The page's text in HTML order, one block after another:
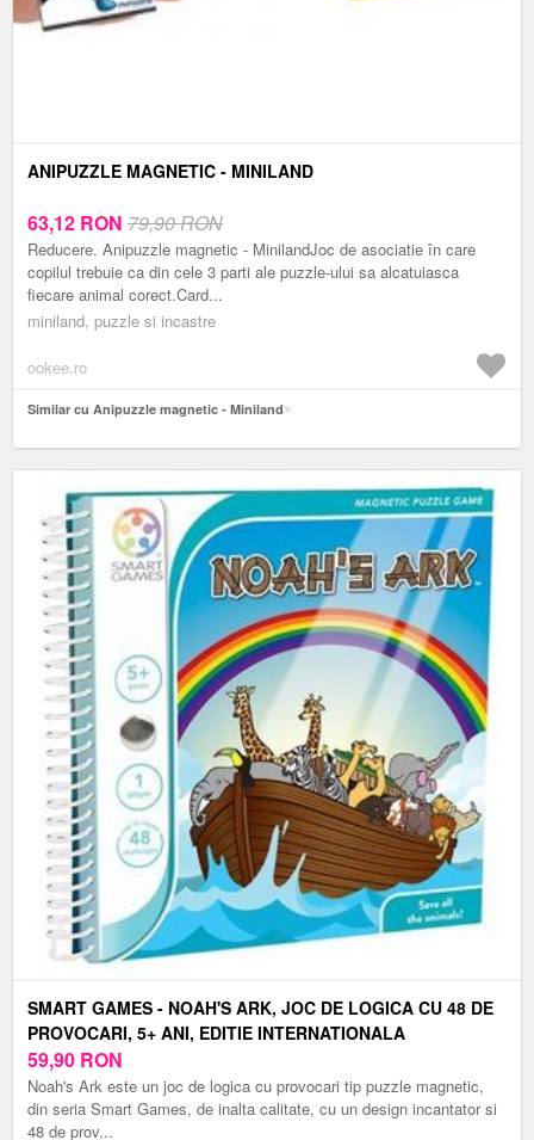
ANIPUZZLE MAGNETIC - MINILAND
63,12 RON 79,90 RON
Reducere. Anipuzzle magnetic - MinilandJoc de asociatie în care
copilul trebuie ca din cele 3 parti ale puzzle-ului sa alcatuiasca
fiecare animal corect.Card...
miniland, puzzle si incastre
ookee.ro
Similar cu Anipuzzle magnetic - Miniland
SMART GAMES - NOAH'S ARK, JOC DE LOGICA CU 48 DE
PROVOCARI, 5+ ANI, EDITIE INTERNATIONALA
59,90 RON
Noah's Ark este un joc de logica cu provocari tip puzzle magnetic,
din seria Smart Games, de inalta calitate, cu un design incantator si
48 de prov...